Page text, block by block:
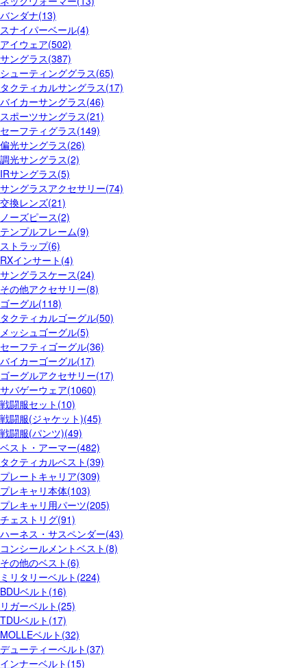
バンダナ(13)
スナイパーベール(4)
アイウェア(502)
サングラス(387)
シューティンググラス(65)
タクティカルサングラス(17)
バイカーサングラス(46)
スポーツサングラス(21)
セーフティグラス(149)
偏光サングラス(26)
調光サングラス(2)
IRサングラス(5)
サングラスアクセサリー(74)
交換レンズ(21)
ノーズピース(2)
テンプルフレーム(9)
ストラップ(6)
RXインサート(4)
サングラスケース(24)
その他アクセサリー(8)
ゴーグル(118)
タクティカルゴーグル(50)
メッシュゴーグル(5)
セーフティゴーグル(36)
バイカーゴーグル(17)
ゴーグルアクセサリー(17)
サバゲーウェア(1060)
戦闘服セット(10)
戦闘服(ジャケット)(45)
戦闘服(パンツ)(49)
ベスト・アーマー(482)
タクティカルベスト(39)
プレートキャリア(309)
プレキャリ本体(103)
プレキャリ用パーツ(205)
チェストリグ(91)
ハーネス・サスペンダー(43)
コンシールメントベスト(8)
その他のベスト(6)
ミリタリーベルト(224)
BDUベルト(16)
リガーベルト(25)
TDUベルト(17)
MOLLEベルト(32)
デューティーベルト(37)
インナーベルト(15)